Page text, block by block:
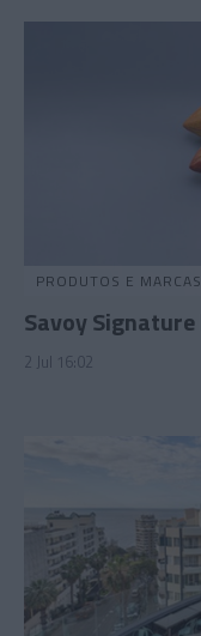
PRODUTOS E MARCAS
Savoy
2 Jul 16:02